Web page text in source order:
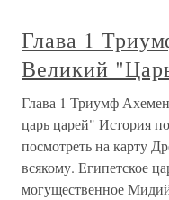
Глава 1
Великий
Глава 1 Триумф
царь царей" История
посмотреть на карту
всякому. Египетское
могущественное